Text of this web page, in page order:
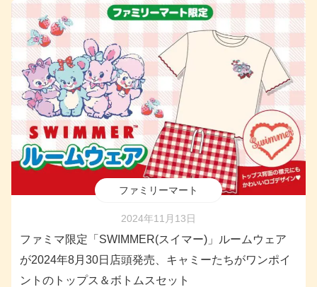
ファミリーマート
2024年11月13日
ファミマ限定「SWIMMER(スイマー)」ルームウェア
が2024年8月30日店頭発売、キャミーたちがワンポイ
ントのトップス＆ボトムスセット